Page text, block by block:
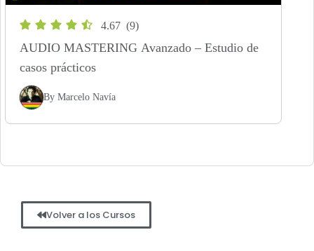
4.67 (9)
AUDIO MASTERING Avanzado – Estudio de
casos prácticos
By Marcelo Navía
Volver a los Cursos